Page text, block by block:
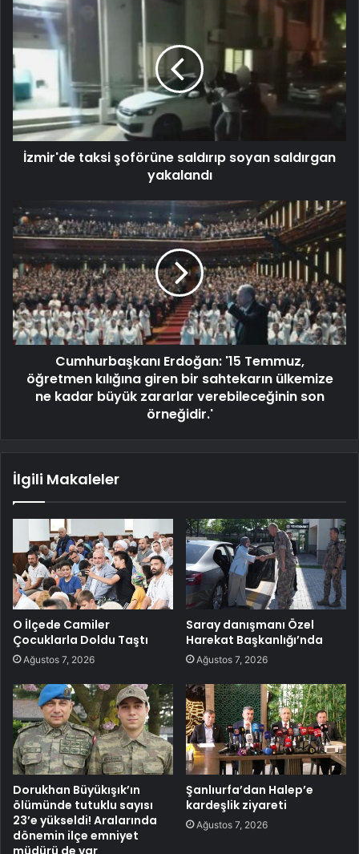
İzmir'de taksi şoförüne saldırıp soyan saldırgan
yakalandı
Cumhurbaşkanı Erdoğan: '15 Temmuz,
öğretmen kılığına giren bir sahtekarın ülkemize
ne kadar büyük zararlar verebileceğinin son
örneğidir.'
İlgili Makaleler
O İlçede Camiler
Çocuklarla Doldu Taştı
Ağustos 7, 2026
Saray danışmanı Özel
Harekat Başkanlığı’nda
Ağustos 7, 2026
Dorukhan Büyükışık’ın
ölümünde tutuklu sayısı
23’e yükseldi! Aralarında
dönemin ilçe emniyet
müdürü de var
Şanlıurfa’dan Halep’e
kardeşlik ziyareti
Ağustos 7, 2026